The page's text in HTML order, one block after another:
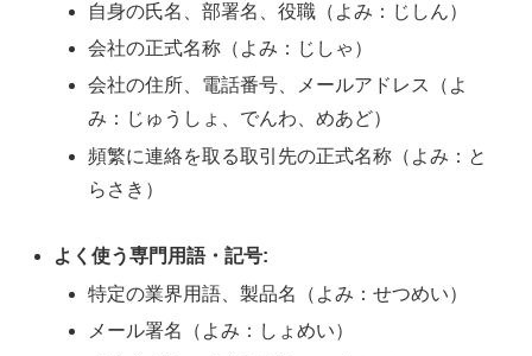
自身の氏名、部署名、役職（よみ：じしん）
会社の正式名称（よみ：じしゃ）
会社の住所、電話番号、メールアドレス（よ
み：じゅうしょ、でんわ、めあど）
頻繁に連絡を取る取引先の正式名称（よみ：と
らさき）
よく使う専門用語・記号:
特定の業界用語、製品名（よみ：せつめい）
メール署名（よみ：しょめい）